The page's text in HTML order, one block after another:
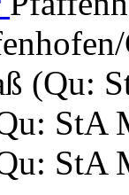
(Qu:
StA
StA